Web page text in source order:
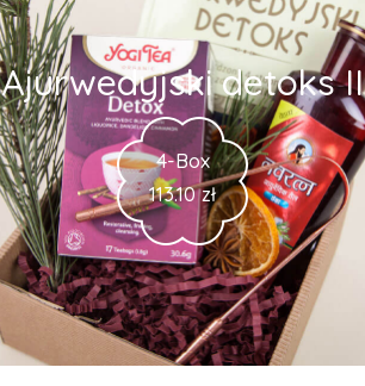
Ajurwedyjski detoks II
4-Box
113.10 zł